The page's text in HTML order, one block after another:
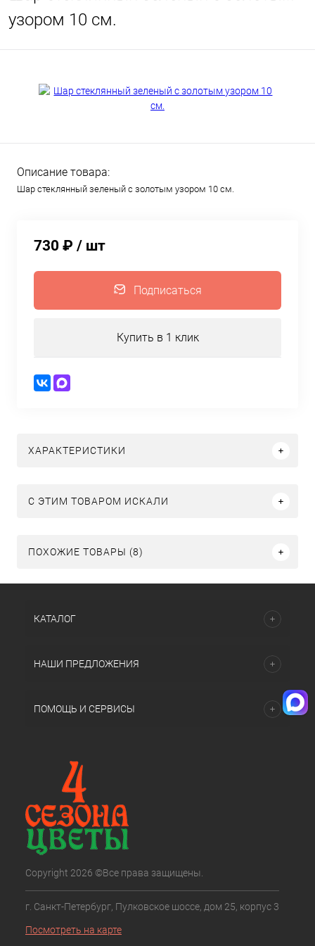
узором 10 см.
Описание товара:
Шар стеклянный зеленый с золотым узором 10 см.
730 ₽ / шт
Подписаться
Купить в 1 клик
ХАРАКТЕРИСТИКИ
C ЭТИМ ТОВАРОМ ИСКАЛИ
ПОХОЖИЕ ТОВАРЫ (8)
КАТАЛОГ
НАШИ ПРЕДЛОЖЕНИЯ
ПОМОЩЬ И СЕРВИСЫ
Copyright 2026 ©Все права защищены.
г. Санкт-Петербург, Пулковское шоссе, дом 25, корпус 3
Посмотреть на карте